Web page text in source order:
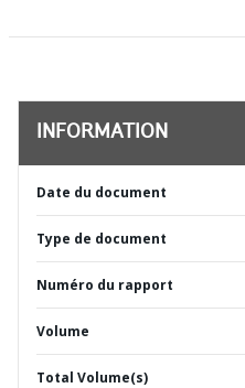
INFORMATION
Date du document
Type de document
Numéro du rapport
Volume
Total Volume(s)